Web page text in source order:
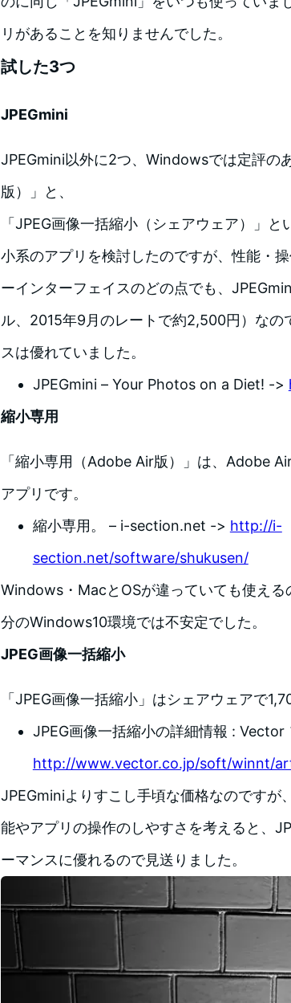
リがあることを知りませんでした。
試した3つ
JPEGmini
JPEGmini以外に2つ、Windowsでは定評の
版）」と、
「JPEG画像一括縮小（シェアウェア）」
小系のアプリを検討したのですが、性能・
ーインターフェイスのどの点でも、
ル、2015年9月のレートで約2,500円）なの
スは優れていました。
JPEGmini – Your Photos on a Diet! ->
縮小専用
「縮小専用（Adobe Air版）」は、Adobe
アプリです。
縮小専用。 – i-section.net -> http://i-
section.net/software/shukusen/
Windows・MacとOSが違っていても使える
分のWindows10環境では不安定でした。
JPEG画像一括縮小
「JPEG画像一括縮小」はシェアウェアで
JPEG画像一括縮小の詳細情報 : Vector
http://www.vector.co.jp/soft/winnt/
JPEGminiよりすこし手頃な価格なのですが
能やアプリの操作のしやすさを考えると、
ーマンスに優れるので見送りました。